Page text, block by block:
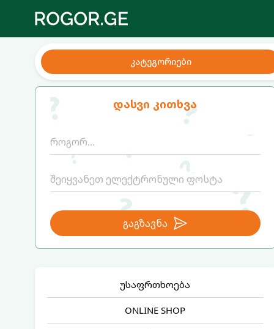
კატეგორიები
დასვი კითხვა
გაგზავნა
უსაფრთხოება
ONLINE SHOP